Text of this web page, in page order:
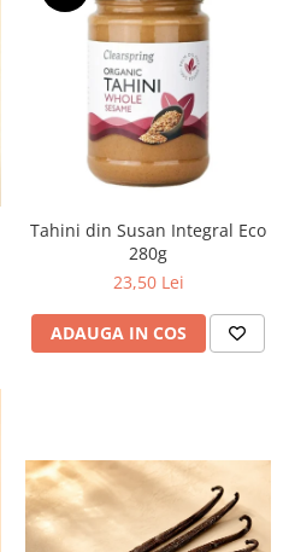
Tahini din Susan Integral Eco
280g
23,50 Lei
ADAUGA IN COS